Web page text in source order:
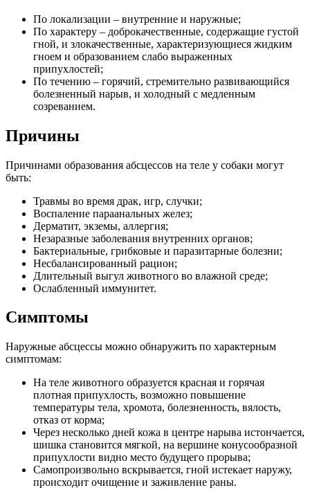
По локализации – внутренние и наружные;
По характеру – доброкачественные, содержащие густой
гной, и злокачественные, характеризующиеся жидким
гноем и образованием слабо выраженных
припухлостей;
По течению – горячий, стремительно развивающийся
болезненный нарыв, и холодный с медленным
созреванием.
Причины
Причинами образования абсцессов на теле у собаки могут
быть:
Травмы во время драк, игр, случки;
Воспаление параанальных желез;
Дерматит, экземы, аллергия;
Незаразные заболевания внутренних органов;
Бактериальные, грибковые и паразитарные болезни;
Несбалансированный рацион;
Длительный выгул животного во влажной среде;
Ослабленный иммунитет.
Симптомы
Наружные абсцессы можно обнаружить по характерным
симптомам:
На теле животного образуется красная и горячая
плотная припухлость, возможно повышение
температуры тела, хромота, болезненность, вялость,
отказ от корма;
Через несколько дней кожа в центре нарыва истончается,
шишка становится мягкой, на вершине конусообразной
припухлости видно место будущего прорыва;
Самопроизвольно вскрывается, гной истекает наружу,
происходит очищение и заживление раны.